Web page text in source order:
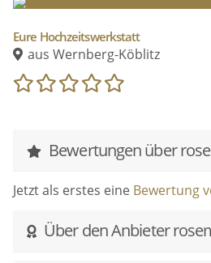
Eure Hochzeitswerkstatt
aus Wernberg-Köblitz
Bewertungen über
Jetzt als erstes eine Bewertung
Über den Anbieter